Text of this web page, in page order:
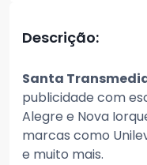
Descrição:
Santa
publicidade com
Alegre e Nova
marcas como
e muito mais.